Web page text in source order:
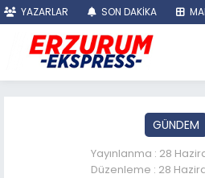
YAZARLAR SON DAKİKA
GÜNDEM
Yayınlanma : 28
Düzenleme : 28